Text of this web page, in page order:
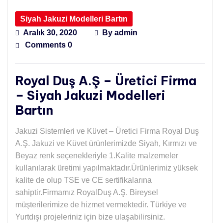
Siyah Jakuzi Modelleri Bartın
Aralık 30, 2020
By admin
Comments 0
Royal Duş A.Ş – Üretici Firma
– Siyah Jakuzi Modelleri
Bartın
Jakuzi Sistemleri ve Küvet – Üretici Firma Royal Duş
A.Ş. Jakuzi ve Küvet ürünlerimizde Siyah, Kırmızı ve
Beyaz renk seçenekleriyle 1.Kalite malzemeler
kullanılarak üretimi yapılmaktadır.Ürünlerimiz yüksek
kalite de olup TSE ve CE sertifikalarına
sahiptir.Firmamız RoyalDuş A.Ş. Bireysel
müşterilerimize de hizmet vermektedir. Türkiye ve
Yurtdışı projeleriniz için bize ulaşabilirsiniz.